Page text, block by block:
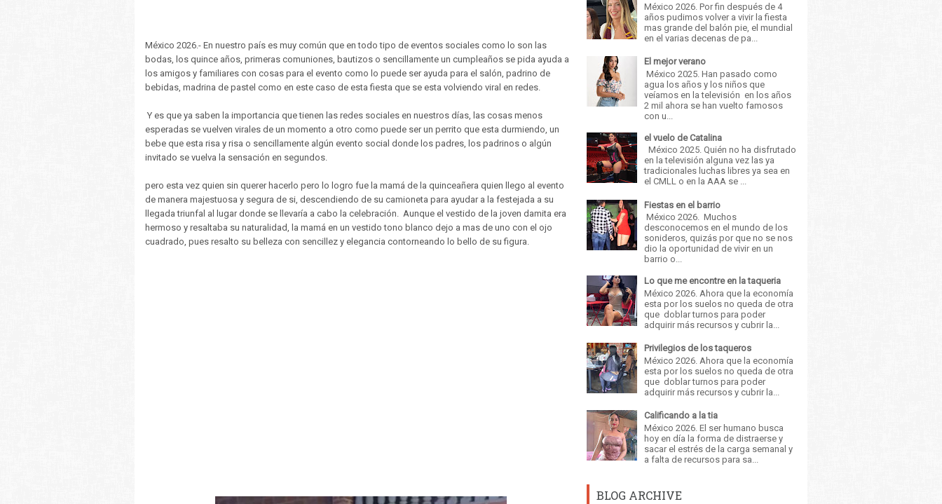
México 2026.- En nuestro país es muy común que en todo tipo de eventos sociales como lo son las
bodas, los quince años, primeras comuniones, bautizos o sencillamente un cumpleaños se pida ayuda a
los amigos y familiares con cosas para el evento como lo puede ser ayuda para el salón, padrino de
bebidas, madrina de pastel como en este caso de esta fiesta que se esta volviendo viral en redes.
Y es que ya saben la importancia que tienen las redes sociales en nuestros días, las cosas menos
esperadas se vuelven virales de un momento a otro como puede ser un perrito que esta durmiendo, un
bebe que esta risa y risa o sencillamente algún evento social donde los padres, los padrinos o algún
invitado se vuelva la sensación en segundos.
pero esta vez quien sin querer hacerlo pero lo logro fue la mamá de la quinceañera quien llego al evento
de manera majestuosa y segura de si, descendiendo de su camioneta para ayudar a la festejada a su
llegada triunfal al lugar donde se llevaría a cabo la celebración. Aunque el vestido de la joven damita era
hermoso y resaltaba su naturalidad, la mamá en un vestido tono blanco dejo a mas de uno con el ojo
cuadrado, pues resalto su belleza con sencillez y elegancia contorneando lo bello de su figura.
México 2026. Por fin después de 4
años pudimos volver a vivir la fiesta
mas grande del balón pie, el mundial
en el varias decenas de pa...
El mejor verano
México 2025. Han pasado como
agua los años y los niños que
veíamos en la televisión en los años
2 mil ahora se han vuelto famosos
con u...
el vuelo de Catalina
México 2025. Quién no ha disfrutado
en la televisión alguna vez las ya
tradicionales luchas libres ya sea en
el CMLL o en la AAA se ...
Fiestas en el barrio
México 2026. Muchos
desconocemos en el mundo de los
sonideros, quizás por que no se nos
dio la oportunidad de vivir en un
barrio o...
Lo que me encontre en la taqueria
México 2026. Ahora que la economía
esta por los suelos no queda de otra
que doblar turnos para poder
adquirir más recursos y cubrir la...
Privilegios de los taqueros
México 2026. Ahora que la economía
esta por los suelos no queda de otra
que doblar turnos para poder
adquirir más recursos y cubrir la...
Calificando a la tia
México 2026. El ser humano busca
hoy en día la forma de distraerse y
sacar el estrés de la carga semanal y
a falta de recursos para sa...
BLOG ARCHIVE